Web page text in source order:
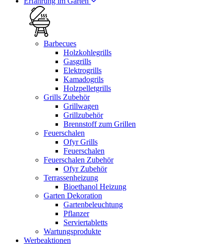
Barbecues
Holzkohlegrills
Gasgrills
Elektrogrills
Kamadogrils
Holzpelletgrills
Grills Zubehör
Grillwagen
Grillzubehör
Brennstoff zum Grillen
Feuerschalen
Ofyr Grills
Feuerschalen
Feuerschalen Zubehör
Ofyr Zubehör
Terrassenheizung
Bioethanol Heizung
Garten Dekoration
Gartenbeleuchtung
Pflanzer
Serviertabletts
Wartungsprodukte
Werbeaktionen